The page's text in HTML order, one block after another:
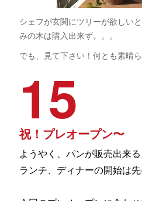
シェフが玄関にツリーが欲しい
みの木は購入出来ず。。。
でも、見て下さい！何とも素晴ら
祝！プレオープン〜
15
ようやく、パンが販売出来
ランチ、ディナーの開始は先